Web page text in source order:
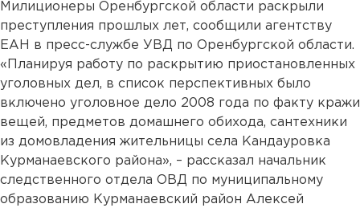
Милиционеры Оренбургской области раскрыли
преступления прошлых лет, сообщили агентству
ЕАН в пресс-службе УВД по Оренбургской области.
«Планируя работу по раскрытию приостановленных
уголовных дел, в список перспективных было
включено уголовное дело 2008 года по факту кражи
вещей, предметов домашнего обихода, сантехники
из домовладения жительницы села Кандауровка
Курманаевского района», – рассказал начальник
следственного отдела ОВД по муниципальному
образованию Курманаевский район Алексей